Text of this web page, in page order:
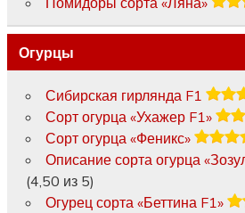
Огурцы
Сибирская гирлянда F1
Сорт огурца «Ухажер F1»
Сорт огурца «Феникс»
Описание сорта огурца
(4,50 из 5)
Огурец сорта «Беттина F1»